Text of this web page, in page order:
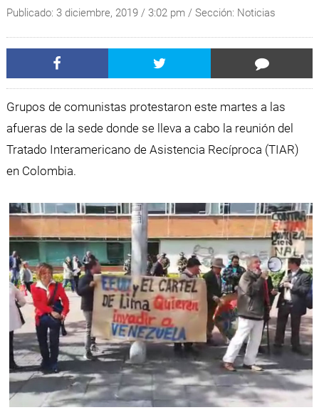
Publicado: 3 diciembre, 2019/ 3:02 pm / Sección: Noticias
Grupos de comunistas protestaron este martes a las
afueras de la sede donde se lleva a cabo la reunión del
Tratado Interamericano de Asistencia Recíproca (TIAR)
en Colombia.